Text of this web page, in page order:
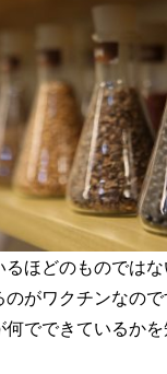
ほどのものでは
がワクチンなので
でできているか